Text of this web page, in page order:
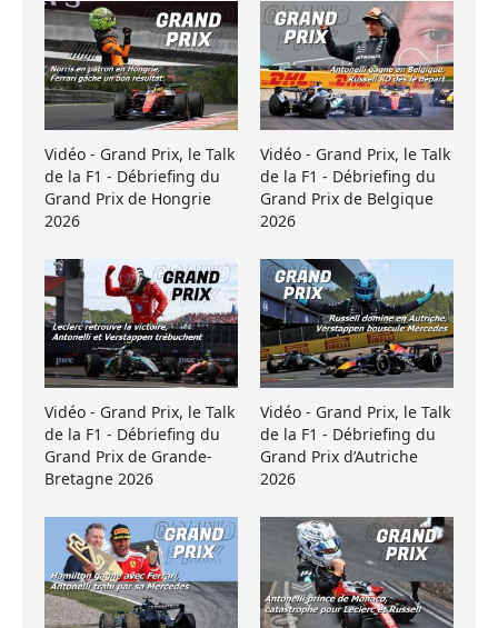
Vidéo - Grand Prix, le Talk
de la F1 - Débriefing du
Grand Prix de Hongrie
2026
Vidéo - Grand Prix, le Talk
de la F1 - Débriefing du
Grand Prix de Belgique
2026
Vidéo - Grand Prix, le Talk
de la F1 - Débriefing du
Grand Prix de Grande-
Bretagne 2026
Vidéo - Grand Prix, le Talk
de la F1 - Débriefing du
Grand Prix d’Autriche
2026